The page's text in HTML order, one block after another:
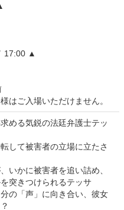
17:00 ▲
はご入場いただけません。
める気鋭の法廷弁護士テッ
して被害者の立場に立たさ
いかに被害者を追い詰め、
突きつけられるテッサ
の「声」に向き合い、彼女